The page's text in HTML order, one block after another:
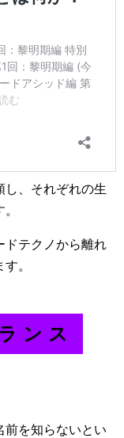
し、それぞれの生
ドテクノから離れ
。
ンス
前を知らないとい